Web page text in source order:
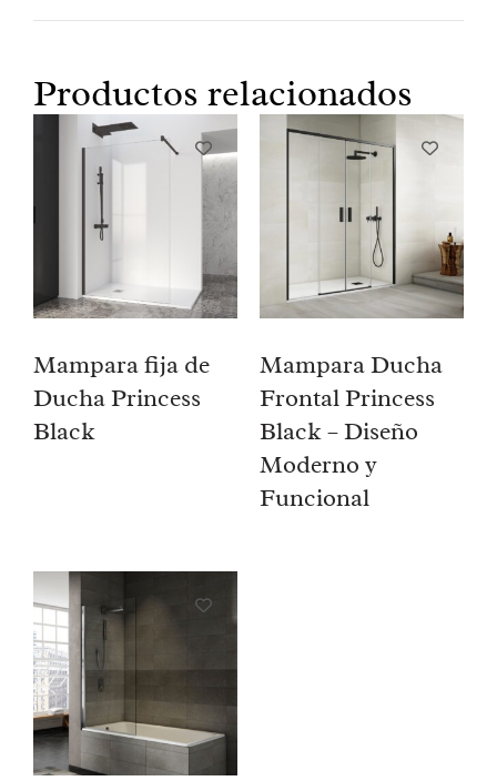
Productos relacionados
Mampara fija de
Ducha Princess
Black
Mampara Ducha
Frontal Princess
Black – Diseño
Moderno y
Funcional